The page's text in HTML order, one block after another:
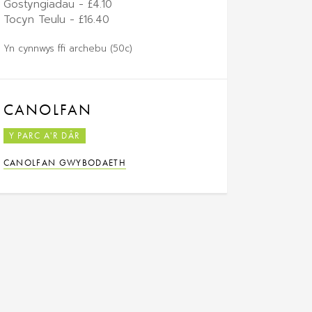
Gostyngiadau - £4.10
Tocyn Teulu - £16.40
Yn cynnwys ffi archebu (50c)
CANOLFAN
Y PARC A'R DÂR
CANOLFAN GWYBODAETH